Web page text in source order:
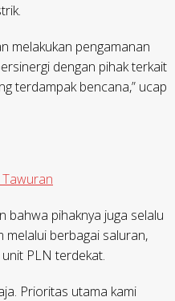
melakukan pengamanan
dengan pihak terkait
terdampak bencana,” ucap
bahwa pihaknya juga selalu
melalui berbagai saluran,
PLN terdekat.
Prioritas utama kami